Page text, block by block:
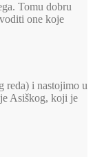
Tomu dobru
one koje
reda) i nastojimo u
Asiškog, koji je